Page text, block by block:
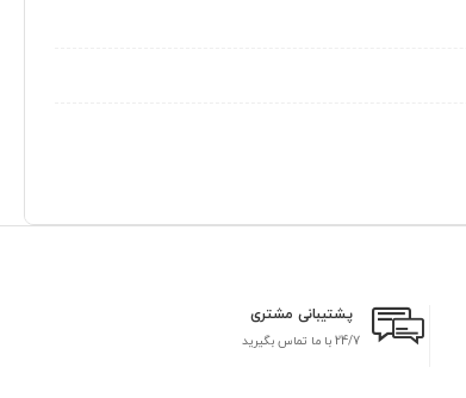
پشتیبانی مشتری
24/7 با ما تماس بگیرید